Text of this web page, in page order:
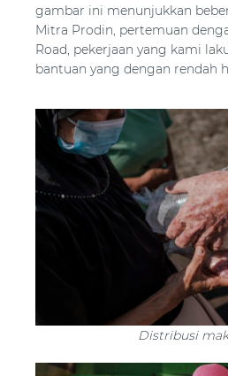
gambar ini menunjukkan
Mitra Prodin, pertemuan
Road, pekerjaan yang kami
bantuan yang dengan rendah
Distribusi